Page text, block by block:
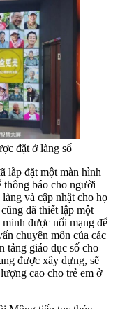
đặt ở làng số
lắp đặt một màn hình
thông báo cho người
và cập nhật cho họ
đã thiết lập một
minh được nối mạng để
chuyên môn của các
tảng giáo dục số cho
được xây dựng, sẽ
cao cho trẻ em ở